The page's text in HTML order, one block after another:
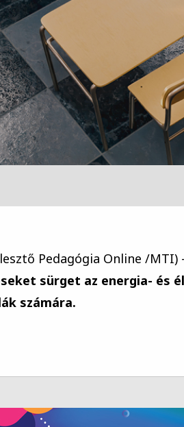
Pedagógia Online /MTI)
sürget az energia- és
számára.